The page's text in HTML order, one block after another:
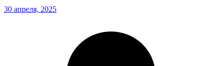
30 апреля, 2025